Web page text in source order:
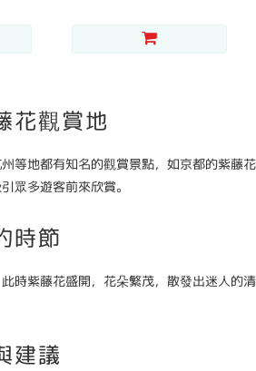
花觀賞地
等地都有知名的觀賞景點，如京都的紫藤花
眾多遊客前來欣賞。
時節
時紫藤花盛開，花朵繁茂，散發出迷人的清
建議